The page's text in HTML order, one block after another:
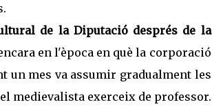
de la Diputació després de la
en l'època en què la corporació
un mes va assumir gradualment les
medievalista exerceix de professor.